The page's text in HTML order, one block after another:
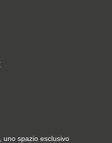
uno spazio esclusivo